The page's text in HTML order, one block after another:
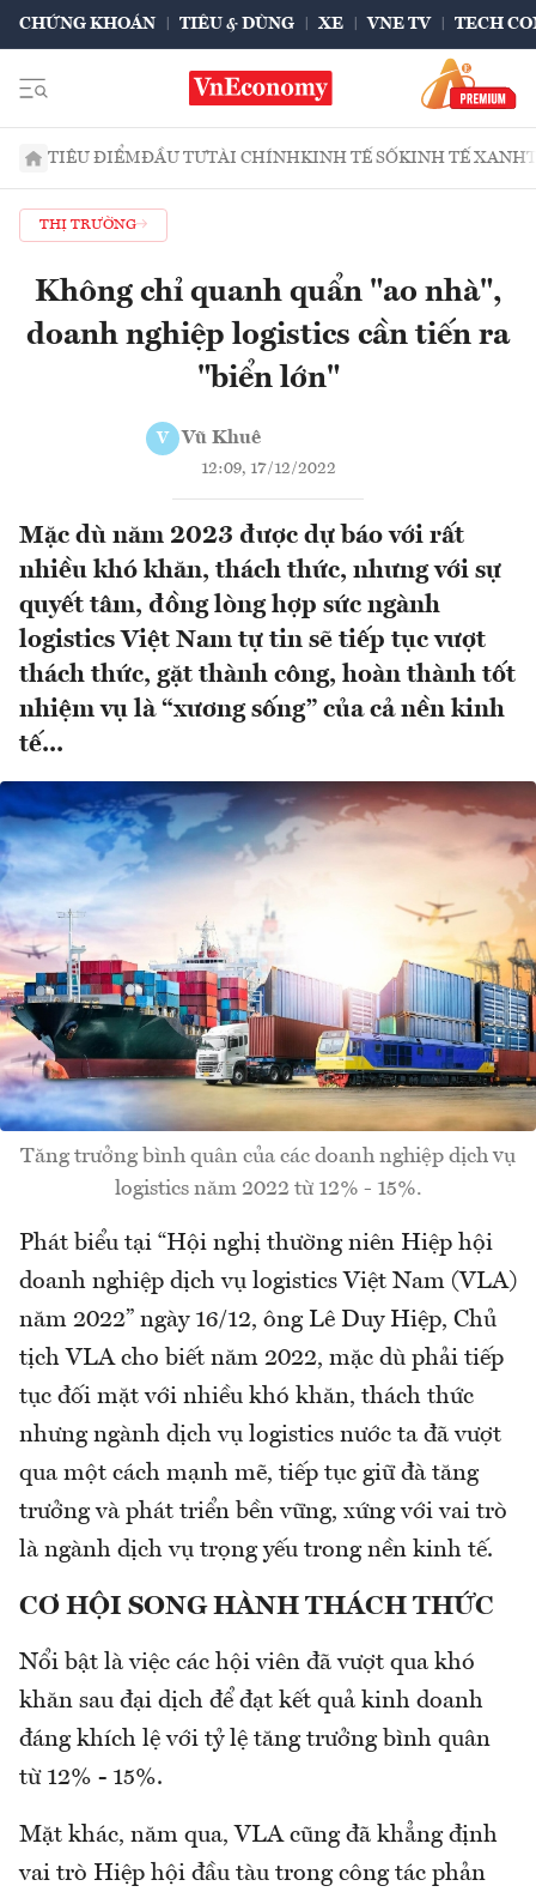
CHỨNG KHOÁN TIÊU & DÙNG XE VNE TV TECH
TIÊU ĐIỂMĐẦU TƯTÀI CHÍNHKINH TẾ SỐKINH TẾ XANH
THỊ TRƯỜNG
Không chỉ quanh quẩn "ao nhà",
doanh nghiệp logistics cần tiến ra
"biển lớn"
V Vũ Khuê
12:09, 17/12/2022
Mặc dù năm 2023 được dự báo với rất
nhiều khó khăn, thách thức, nhưng với sự
quyết tâm, đồng lòng hợp sức ngành
logistics Việt Nam tự tin sẽ tiếp tục vượt
thách thức, gặt thành công, hoàn thành tốt
nhiệm vụ là “xương sống” của cả nền kinh
tế...
Tăng trưởng bình quân của các doanh nghiệp dịch vụ
logistics năm 2022 từ 12% - 15%.
Phát biểu tại “Hội nghị thường niên Hiệp hội
doanh nghiệp dịch vụ logistics Việt Nam (VLA)
năm 2022” ngày 16/12, ông Lê Duy Hiệp, Chủ
tịch VLA cho biết năm 2022, mặc dù phải tiếp
tục đối mặt với nhiều khó khăn, thách thức
nhưng ngành dịch vụ logistics nước ta đã vượt
qua một cách mạnh mẽ, tiếp tục giữ đà tăng
trưởng và phát triển bền vững, xứng với vai trò
là ngành dịch vụ trọng yếu trong nền kinh tế.
CƠ HỘI SONG HÀNH THÁCH THỨC
Nổi bật là việc các hội viên đã vượt qua khó
khăn sau đại dịch để đạt kết quả kinh doanh
đáng khích lệ với tỷ lệ tăng trưởng bình quân
từ 12% - 15%.
Mặt khác, năm qua, VLA cũng đã khẳng định
vai trò Hiệp hội đầu tàu trong công tác phản